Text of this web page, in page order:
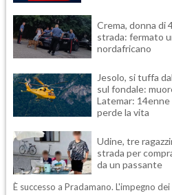
Crema, donna di
strada: fermato
nordafricano
Jesolo, si tuffa
sul fondale:
Latemar:
perde la vita
Udine, tre
strada per
da un passante
È successo a Pradamano. L'impegno